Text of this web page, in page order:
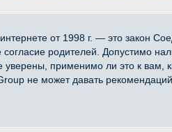
от 1998 г. — это закон
родителей. Допустимо
применимо ли это к вам,
не может давать